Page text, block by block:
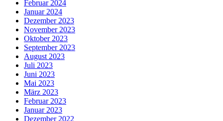
Februar 2024
Januar 2024
Dezember 2023
November 2023
Oktober 2023
September 2023
August 2023
Juli 2023
Juni 2023
Mai 2023
März 2023
Februar 2023
Januar 2023
Dezember 2022